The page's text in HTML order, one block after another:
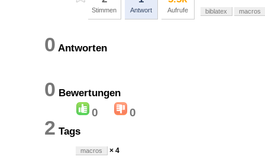
Stimmen Antwort Aufrufe biblatex macros
0 Antworten
0 Bewertungen
0 0
2 Tags
macros × 4